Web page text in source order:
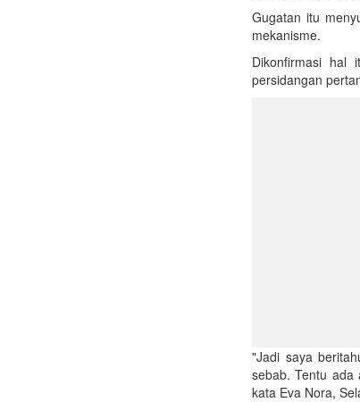
Gugatan itu
mekanisme.
Dikonfirmasi hal
persidangan
"Jadi saya
sebab. Tentu ada
kata Eva Nora,